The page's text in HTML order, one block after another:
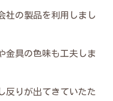
社の製品を利用しまし
金具の色味も工夫しま
反りが出てきていたた